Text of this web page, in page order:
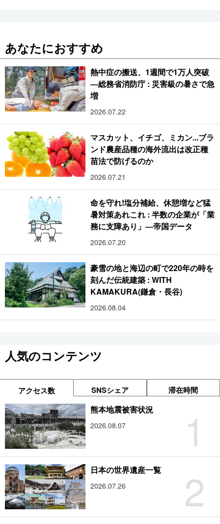
あなたにおすすめ
熱中症の搬送、1週間で1万人突破
―総務省消防庁 : 災害級の暑さで急
増
2026.07.22
マスカット、イチゴ、ミカン...ブラ
ンド農産品種の海外流出は改正種
苗法で防げるのか
2026.07.21
命を守れ!塩分補給、休憩増など猛
暑対策あれこれ : 半数の企業が「業
務に支障あり」―帝国データ
2026.07.20
豪雪の地と海辺の町で220年の時を
刻んだ伝統建築 : WITH
KAMAKURA(鎌倉・長谷)
2026.08.04
人気のコンテンツ
アクセス数 SNSシェア 滞在時間
1
熊本地震被害状況
2026.08.07
2
日本の世界遺産一覧
2026.07.26